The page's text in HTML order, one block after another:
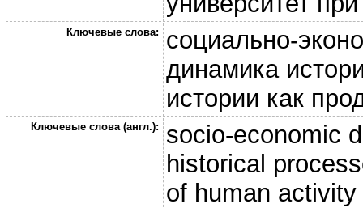
Ключевые слова:
социально-
динамика
истории как
Ключевые слова (англ.):
socio-economic
historical
of human activity